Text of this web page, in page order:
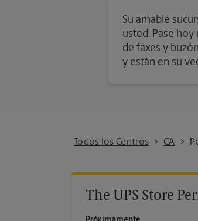
Su amable
usted. Pase
de faxes y
y están en su
Todos los Centros CA
The UPS Store